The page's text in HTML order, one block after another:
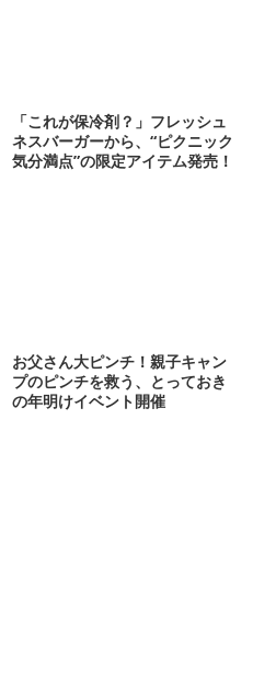
「これが保冷剤？」フレッシュ
ネスバーガーから、“ピクニック
気分満点”の限定アイテム発売！
お父さん大ピンチ！親子キャン
プのピンチを救う、とっておき
の年明けイベント開催